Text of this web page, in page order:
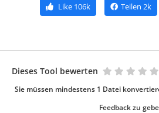
Like 106k Teilen 2k
Dieses Tool bewerten
Sie müssen mindestens 1 Datei
Feedback zu